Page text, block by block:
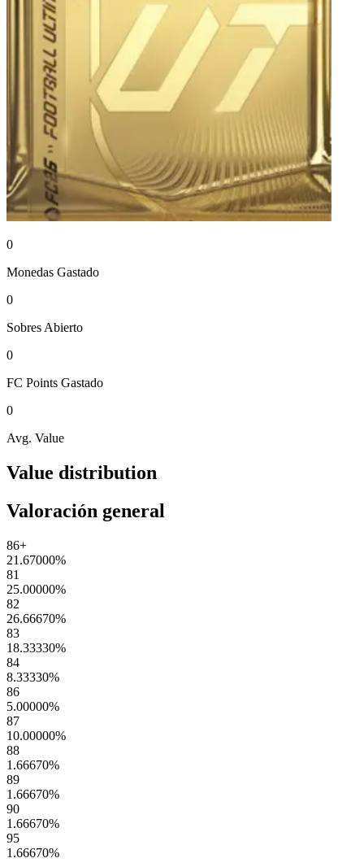
0
Monedas Gastado
0
Sobres Abierto
0
FC Points Gastado
0
Avg. Value
Value distribution
Valoración general
86+
21.67000%
81
25.00000%
82
26.66670%
83
18.33330%
84
8.33330%
86
5.00000%
87
10.00000%
88
1.66670%
89
1.66670%
90
1.66670%
95
1.66670%